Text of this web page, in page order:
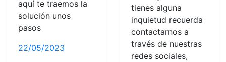
aquí te traemos la
solución unos
pasos
22/05/2023
tienes alguna
inquietud recuerda
contactarnos a
través de nuestras
redes sociales,